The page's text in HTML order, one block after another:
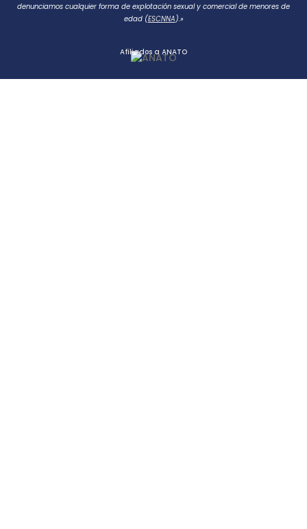
denunciamos cualquier forma de explotación sexual y comercial de menores de
edad (ESCNNA).»
Afiliados a ANATO